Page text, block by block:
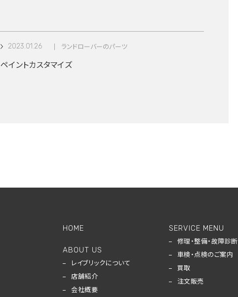
2023.01.26 ランドローバーのパーツ
ペイントカスタマイズ
HOME
ABOUT US
レイブリックについて
店舗紹介
会社概要
SERVICE MENU
修理・整備・故障診断
車検・点検のご案内
買取
注文販売